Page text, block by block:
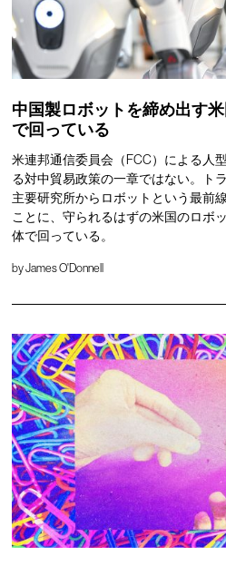
中国製ロボットを締め出す
で回っている
米連邦通信委員会（FCC）による人
る対中貿易政策の一章ではない。ト
主要研究所からロボットという最前
ことに、守られるはずの米国のロボ
体で回っている。
byJames O'Donnell